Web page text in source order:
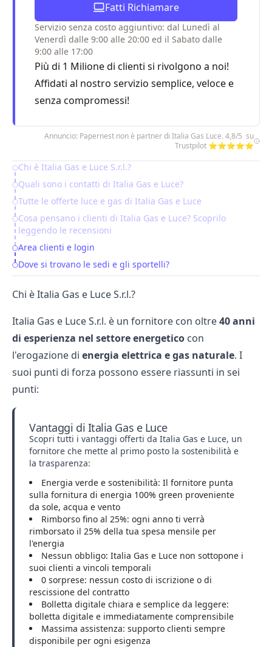
Fatti Richiamare
Servizio senza costo aggiuntivo: dal Lunedì al
Venerdì dalle 9:00 alle 20:00 ed il Sabato dalle
9:00 alle 17:00
Più di 1 Milione di clienti si rivolgono a noi!
Affidati al nostro servizio semplice, veloce e
senza compromessi!
Annuncio: Papernest non è partner di Italia Gas Luce. 4,8/5 su
Trustpilot ⭐⭐⭐⭐⭐
Table of Contents
Chi è Italia Gas e Luce S.r.l.?
Quali sono i contatti di Italia Gas e Luce?
Tutte le offerte luce e gas di Italia Gas e Luce
Cosa pensano i clienti di Italia Gas e Luce? Scoprilo
leggendo le recensioni
Area clienti e login
Dove si trovano le sedi e gli sportelli?
Chi è Italia Gas e Luce S.r.l.?
Italia Gas e Luce S.r.l. è un fornitore con oltre40 anni
di esperienza nel settore energetico con
l'erogazione di energia elettrica e gas naturale. I
suoi punti di forza possono essere riassunti in sei
punti:
Vantaggi di Italia Gas e Luce
Scopri tutti i vantaggi offerti da Italia Gas e Luce, un
fornitore che mette al primo posto la sostenibilità e
la trasparenza:
Energia verde e sostenibilità: Il fornitore punta
sulla fornitura di energia 100% green proveniente
da sole, acqua e vento
Rimborso fino al 25%: ogni anno ti verrà
rimborsato il 25% della tua spesa mensile per
l'energia
Nessun obbligo: Italia Gas e Luce non sottopone i
suoi clienti a vincoli temporali
0 sorprese: nessun costo di iscrizione o di
rescissione del contratto
Bolletta digitale chiara e semplice da leggere:
bolletta digitale e immediatamente comprensibile
Massima assistenza: supporto clienti sempre
disponibile per ogni esigenza